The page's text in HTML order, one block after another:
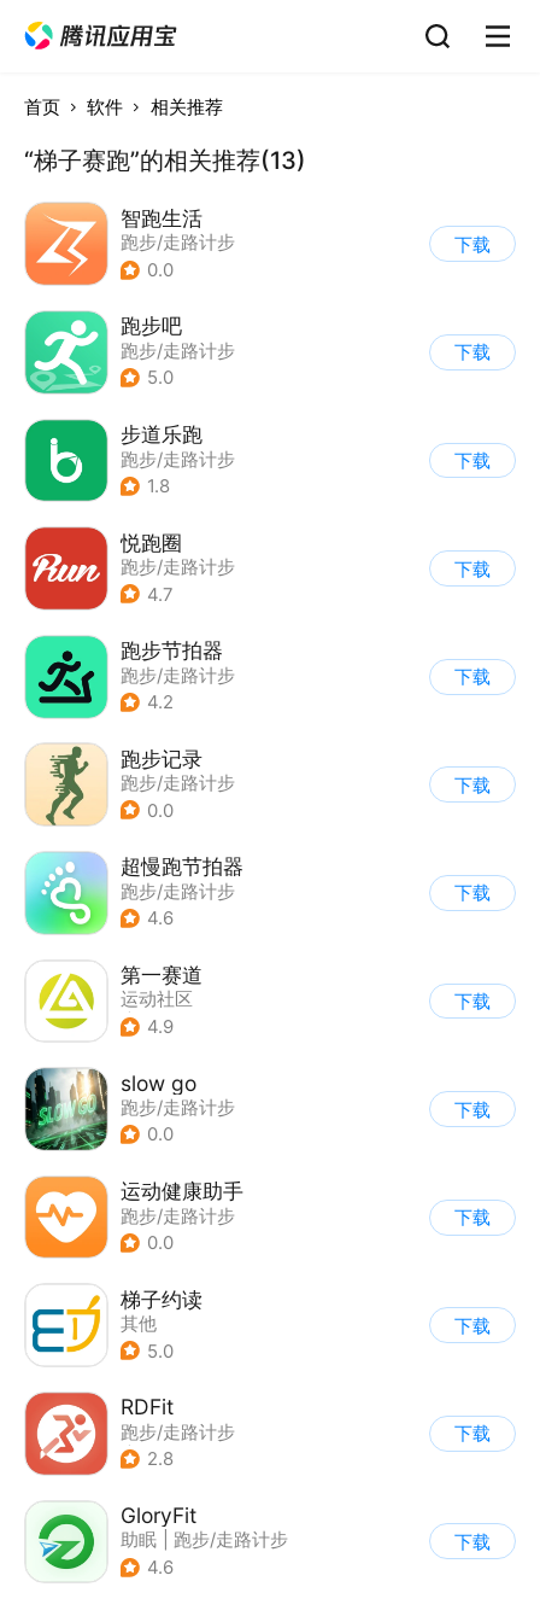
首页 软件 相关推荐
“梯子赛跑”的相关推荐(13)
智跑生活
跑步/走路计步
0.0
下载
跑步吧
跑步/走路计步
5.0
下载
步道乐跑
跑步/走路计步
1.8
下载
悦跑圈
跑步/走路计步
4.7
下载
跑步节拍器
跑步/走路计步
4.2
下载
跑步记录
跑步/走路计步
0.0
下载
超慢跑节拍器
跑步/走路计步
4.6
下载
第一赛道
运动社区
| 跑步/走路计步
4.9
下载
slow go
跑步/走路计步
0.0
下载
运动健康助手
跑步/走路计步
0.0
下载
梯子约读
其他
5.0
下载
RDFit
跑步/走路计步
| 智能穿戴设备
2.8
下载
GloryFit
助眠
跑步/走路计步
4.6
下载